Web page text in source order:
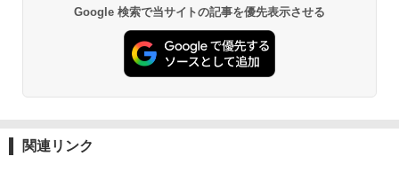
￥5,990
[Explicit]
￥250
富士山の天然水 バナジウム含有 水 ミネラル
ウォーター ペットボトル 静岡県産 500ミリリ
ットル (Smart Basic)
￥1,380
エース)
￥832
Google 検索で当サイトの記事を優先表示させる
関連リンク